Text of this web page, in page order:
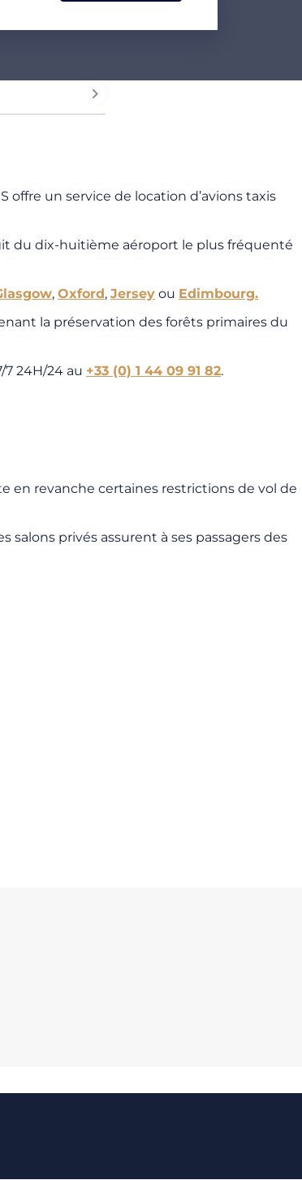
offre un service de location d’avions taxis
du dix-huitième aéroport le plus fréquenté
, Oxford, Jersey ou Edimbourg.
la préservation des forêts primaires du
24H/24 au +33 (0) 1 44 09 91 82.
en revanche certaines restrictions de vol de
salons privés assurent à ses passagers des